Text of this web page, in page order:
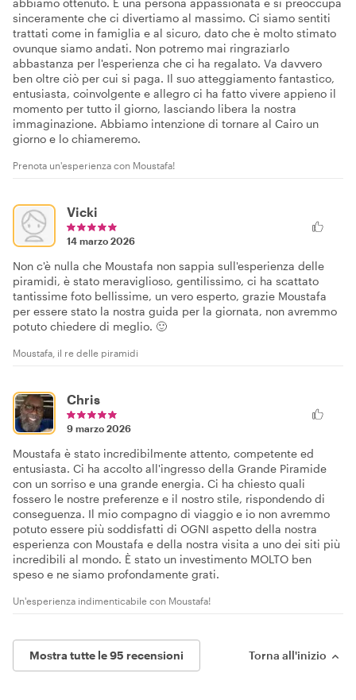
sinceramente che ci divertiamo al massimo. Ci siamo sentiti
trattati come in famiglia e al sicuro, dato che è molto stimato
ovunque siamo andati. Non potremo mai ringraziarlo
abbastanza per l'esperienza che ci ha regalato. Va davvero
ben oltre ciò per cui si paga. Il suo atteggiamento fantastico,
entusiasta, coinvolgente e allegro ci ha fatto vivere appieno il
momento per tutto il giorno, lasciando libera la nostra
immaginazione. Abbiamo intenzione di tornare al Cairo un
giorno e lo chiameremo.
Prenota un'esperienza con Moustafa!
Vicki
14 marzo 2026
Non c'è nulla che Moustafa non sappia sull'esperienza delle
piramidi, è stato meraviglioso, gentilissimo, ci ha scattato
tantissime foto bellissime, un vero esperto, grazie Moustafa
per essere stato la nostra guida per la giornata, non avremmo
potuto chiedere di meglio. 🙂
Moustafa, il re delle piramidi
Chris
9 marzo 2026
Moustafa è stato incredibilmente attento, competente ed
entusiasta. Ci ha accolto all'ingresso della Grande Piramide
con un sorriso e una grande energia. Ci ha chiesto quali
fossero le nostre preferenze e il nostro stile, rispondendo di
conseguenza. Il mio compagno di viaggio e io non avremmo
potuto essere più soddisfatti di OGNI aspetto della nostra
esperienza con Moustafa e della nostra visita a uno dei siti più
incredibili al mondo. È stato un investimento MOLTO ben
speso e ne siamo profondamente grati.
Un'esperienza indimenticabile con Moustafa!
Mostra tutte le 95 recensioni Torna all'inizio